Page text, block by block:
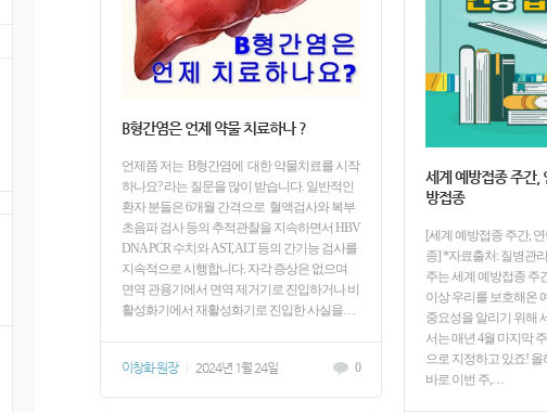
B형간염은 언제 약물 치료하나 ?
언제쯤 저는 B형간염에 대한 약물치료를 시작
하나요? 라는 질문을 많이 받습니다. 일반적인
환자 분들은 6개월 간격으로 혈액검사와 복부
초음파 검사 등의 추적관찰을 지속하면서 HBV
DNA PCR 수치와 AST, ALT 등의 간기능 검사를
지속적으로 시행합니다. 자각 증상은 없으며
면역 관용기에서 면역 제거기로 진입하거나 비
활성화기에서 재활성화기로 진입한 사실을…
이창화 원장 2024년 1월 24일 0
세계 예방접종 주간,
방접종
[세계 예방접종 주간,
종] *자료출처: 질병
주는 세계 예방접종 주
이상 우리를 보호해온
중요성을 알리기 위해
서는 매년 4월 마지막
으로 지정하고 있죠!
바로 이번 주,…